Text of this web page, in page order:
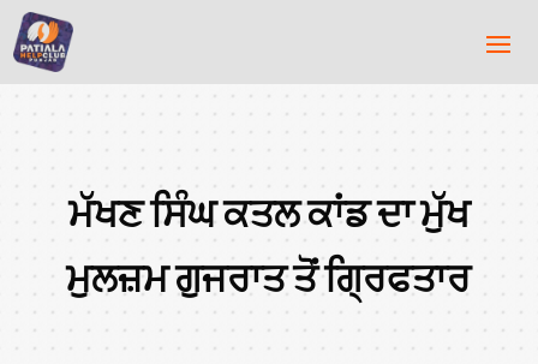
ਮੱਖਣ ਸਿੰਘ ਕਤਲ ਕਾਂਡ ਦਾ ਮੁੱਖ
ਮੁਲਜ਼ਮ ਗੁਜਰਾਤ ਤੋਂ ਗ੍ਰਿਫਤਾਰ